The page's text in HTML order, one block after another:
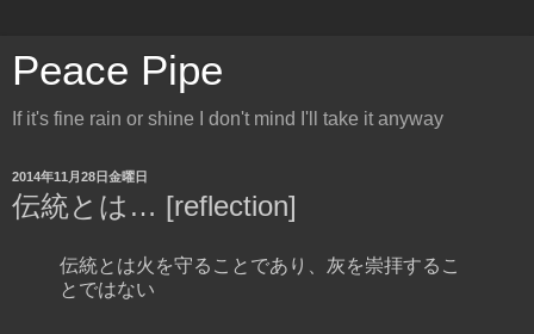
Peace Pipe
If it's fine rain or shine I don't mind I'll take it anyway
2014年11月28日金曜日
伝統とは… [reflection]
伝統とは火を守ることであり、灰を崇拝するこ
とではない